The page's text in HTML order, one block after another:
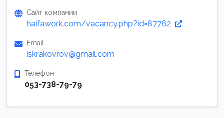
Сайт компании
haifawork.com/vacancy.php?id=87762
Email
iskrakovrov@gmail.com
Телефон
053-738-79-79